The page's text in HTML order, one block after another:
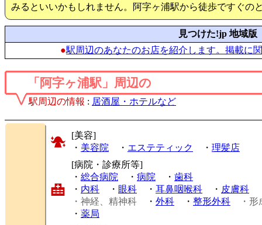
みるといいかもしれません。阿字ヶ浦駅から徒歩ですぐの
見つけた!jp 地域版
●駅周辺のあなたのお店を紹介します。掲載に
「阿字ヶ浦駅」周辺の
駅周辺の情報 : 居酒屋・ホテルなど
[美容]
・ 美容院 ・ エステティック ・ 理髪店
[病院・診療所等]
・ 総合病院 ・ 病院 ・ 歯科
・ 内科 ・ 眼科 ・ 耳鼻咽喉科 ・ 皮膚科
・神経、精神科 ・ 外科 ・ 整形外科
・
・ 薬局